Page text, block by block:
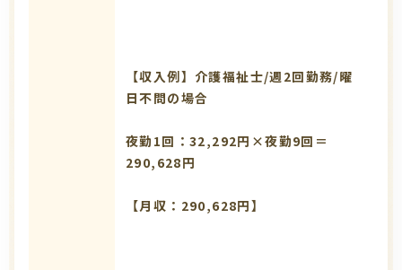
【収入例】介護福祉士/週2回勤務/曜
日不問の場合
夜勤1回：32,292円×夜勤9回＝
290,628円
【月収：290,628円】